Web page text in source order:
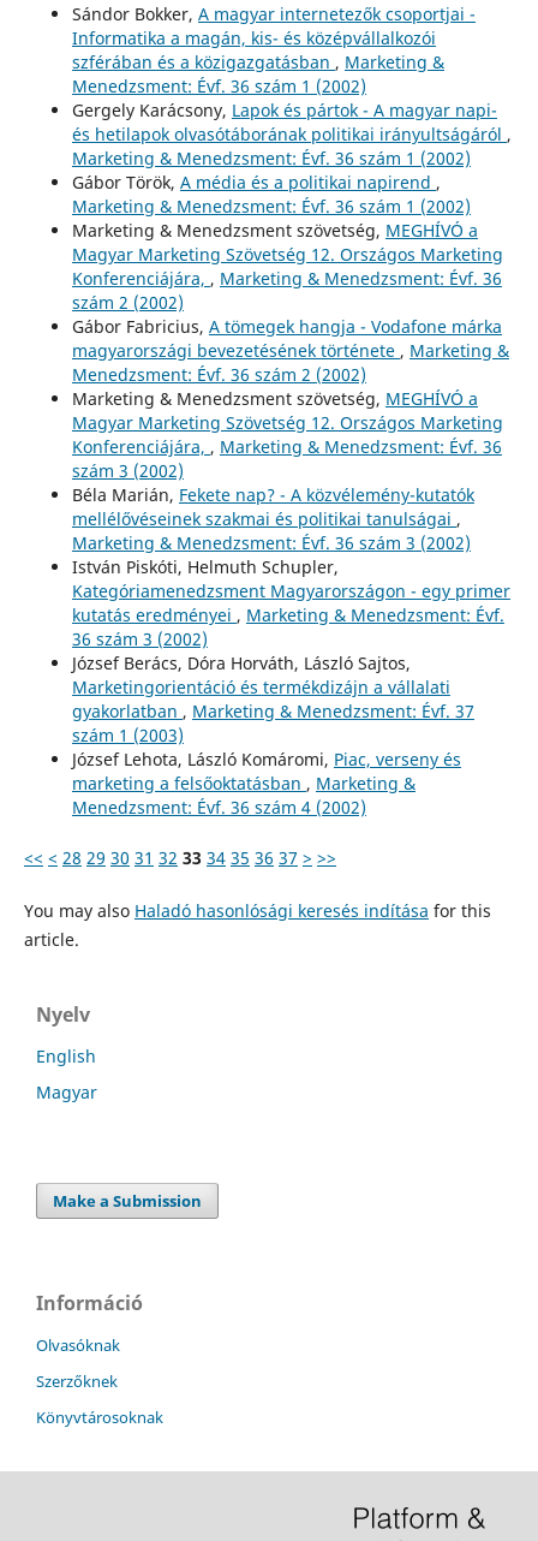
Sándor Bokker, A magyar internetezők csoportjai -
Informatika a magán, kis- és középvállalkozói
szférában és a közigazgatásban , Marketing &
Menedzsment: Évf. 36 szám 1 (2002)
Gergely Karácsony, Lapok és pártok - A magyar napi-
és hetilapok olvasótáborának politikai irányultságáról ,
Marketing & Menedzsment: Évf. 36 szám 1 (2002)
Gábor Török, A média és a politikai napirend ,
Marketing & Menedzsment: Évf. 36 szám 1 (2002)
Marketing & Menedzsment szövetség, MEGHÍVÓ a
Magyar Marketing Szövetség 12. Országos Marketing
Konferenciájára, , Marketing & Menedzsment: Évf. 36
szám 2 (2002)
Gábor Fabricius, A tömegek hangja - Vodafone márka
magyarországi bevezetésének története , Marketing &
Menedzsment: Évf. 36 szám 2 (2002)
Marketing & Menedzsment szövetség, MEGHÍVÓ a
Magyar Marketing Szövetség 12. Országos Marketing
Konferenciájára, , Marketing & Menedzsment: Évf. 36
szám 3 (2002)
Béla Marián, Fekete nap? - A közvélemény-kutatók
mellélővéseinek szakmai és politikai tanulságai ,
Marketing & Menedzsment: Évf. 36 szám 3 (2002)
István Piskóti, Helmuth Schupler,
Kategóriamenedzsment Magyarországon - egy primer
kutatás eredményei , Marketing & Menedzsment: Évf.
36 szám 3 (2002)
József Berács, Dóra Horváth, László Sajtos,
Marketingorientáció és termékdizájn a vállalati
gyakorlatban , Marketing & Menedzsment: Évf. 37
szám 1 (2003)
József Lehota, László Komáromi, Piac, verseny és
marketing a felsőoktatásban , Marketing &
Menedzsment: Évf. 36 szám 4 (2002)
<< < 28 29 30 31 32 33 34 35 36 37 > >>
You may also Haladó hasonlósági keresés indítása for this
article.
Nyelv
English
Magyar
Make a Submission
Információ
Olvasóknak
Szerzőknek
Könyvtárosoknak